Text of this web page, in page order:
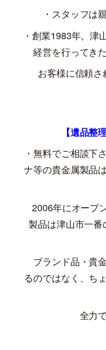
・スタッフは
・創業1983年。津
経営を行ってき
お客様に信頼さ
【遺品整
・無料でご相談下
ナ等の貴金属製品
2006年にオープ
製品は津山市一
ブランド品・貴
るのではなく、ち
全力